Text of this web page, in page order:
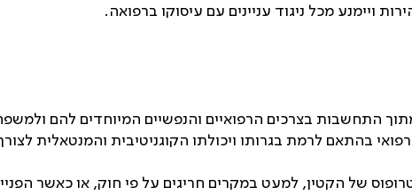
ויימנע מכל ניגוד עניינים עם עיסוקו ברפואה.
התחשבות בצרכים הרפואיים והנפשיים המיוחדים להם
בהתאם לרמת בגרותו ויכולתו הקוגניטיבית והמנטאלית
של הקטין, למעט במקרים חריגים על פי חוק, או כאשר